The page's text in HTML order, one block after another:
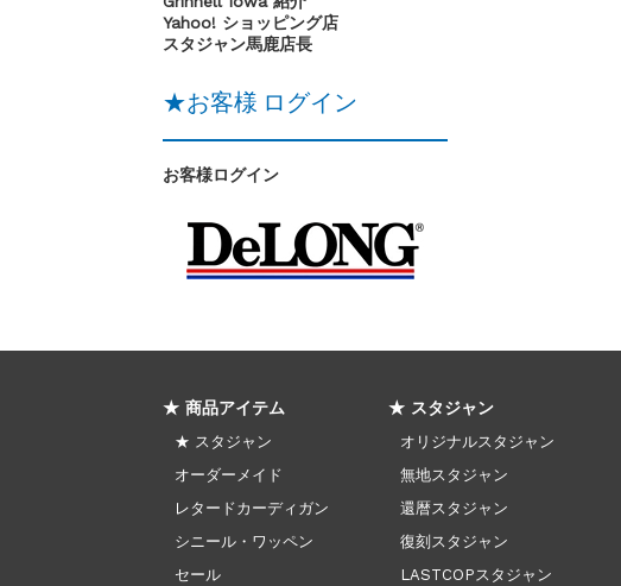
Yahoo! ショッピング店
スタジャン馬鹿店長
★お客様 ログイン
お客様ログイン
★ 商品アイテム
★ スタジャン
オーダーメイド
レタードカーディガン
シニール・ワッペン
セール
★ スタジャン
オリジナルスタジャン
無地スタジャン
還暦スタジャン
復刻スタジャン
LASTCOPスタジャン